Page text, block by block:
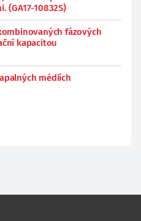
(GA17-10832S)
fázových
kapacitou
médiích